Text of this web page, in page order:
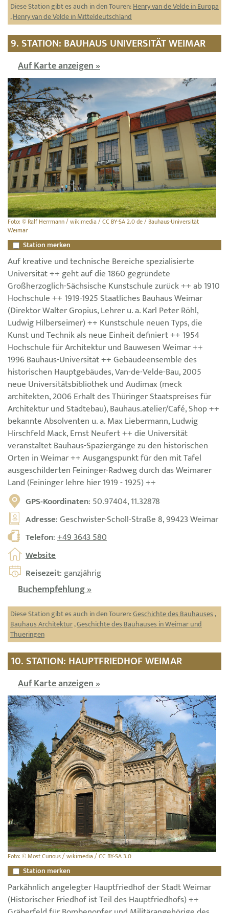
Diese Station gibt es auch in den Touren:Henry van de Velde in Europa
,Henry van de Velde in Mitteldeutschland
9. STATION: BAUHAUS UNIVERSITÄT WEIMAR
Auf Karte anzeigen »
Foto: © Ralf Herrmann / wikimedia / CC BY-SA 2.0 de / Bauhaus-Universität
Weimar
Station merken
Auf kreative und technische Bereiche spezialisierte
Universität ++ geht auf die 1860 gegründete
Großherzoglich-Sächsische Kunstschule zurück ++ ab 1910
Hochschule ++ 1919-1925 Staatliches Bauhaus Weimar
(Direktor Walter Gropius, Lehrer u. a. Karl Peter Röhl,
Ludwig Hilberseimer) ++ Kunstschule neuen Typs, die
Kunst und Technik als neue Einheit definiert ++ 1954
Hochschule für Architektur und Bauwesen Weimar ++
1996 Bauhaus-Universität ++ Gebäudeensemble des
historischen Hauptgebäudes, Van-de-Velde-Bau, 2005
neue Universitätsbibliothek und Audimax (meck
architekten, 2006 Erhalt des Thüringer Staatspreises für
Architektur und Städtebau), Bauhaus.atelier/Café, Shop ++
bekannte Absolventen u. a. Max Liebermann, Ludwig
Hirschfeld Mack, Ernst Neufert ++ die Universität
veranstaltet Bauhaus-Spaziergänge zu den historischen
Orten in Weimar ++ Ausgangspunkt für den mit Tafel
ausgeschilderten Feininger-Radweg durch das Weimarer
Land (Feininger lehre hier 1919 - 1925) ++
GPS-Koordinaten: 50.97404, 11.32878
Adresse: Geschwister-Scholl-Straße 8, 99423 Weimar
Telefon:+49 3643 580
Website
Reisezeit: ganzjährig
Buchempfehlung »
Diese Station gibt es auch in den Touren:Geschichte des Bauhauses ,
Bauhaus Architektur,Geschichte des Bauhauses in Weimar und
Thueringen
10. STATION: HAUPTFRIEDHOF WEIMAR
Auf Karte anzeigen »
Foto: © Most Curious / wikimedia / CC BY-SA 3.0
Station merken
Parkähnlich angelegter Hauptfriedhof der Stadt Weimar
(Historischer Friedhof ist Teil des Hauptfriedhofs) ++